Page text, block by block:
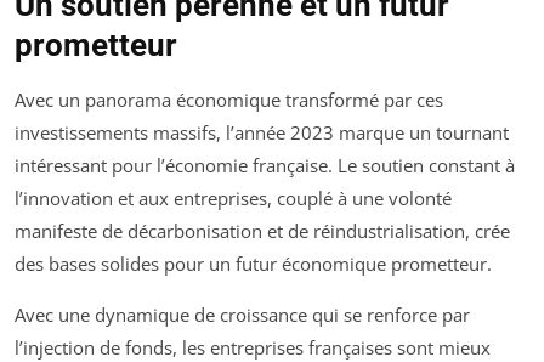
prometteur
Avec un panorama économique transformé par ces
investissements massifs, l’année 2023 marque un tournant
intéressant pour l’économie française. Le soutien constant à
l’innovation et aux entreprises, couplé à une volonté
manifeste de décarbonisation et de réindustrialisation, crée
des bases solides pour un futur économique prometteur.
Avec une dynamique de croissance qui se renforce par
l’injection de fonds, les entreprises françaises sont mieux